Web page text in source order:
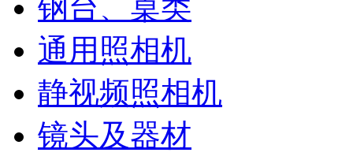
钢台、桌类
通用照相机
静视频照相机
镜头及器材